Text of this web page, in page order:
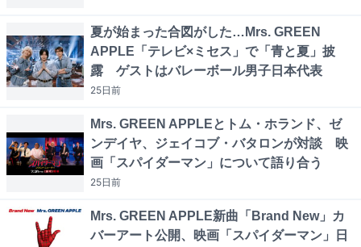
夏が始まった合図がした…Mrs. GREEN
APPLE「テレビ×ミセス」で「青と夏」披
露 ゲストはバレーボール男子日本代表
25日前
Mrs. GREEN APPLEとトム・ホランド、ゼ
ンデイヤ、ジェイコブ・バタロンが対談 映
画「スパイダーマン」について語り合う
25日前
Mrs. GREEN APPLE新曲「Brand New」カ
バーアート公開、映画「スパイダーマン」日